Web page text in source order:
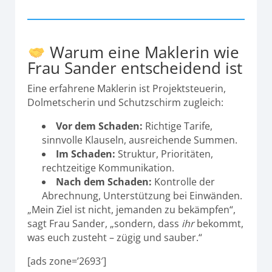
Warum eine Maklerin wie
Frau Sander entscheidend ist
Eine erfahrene Maklerin ist Projektsteuerin,
Dolmetscherin und Schutzschirm zugleich:
Vor dem Schaden: Richtige Tarife,
sinnvolle Klauseln, ausreichende Summen.
Im Schaden: Struktur, Prioritäten,
rechtzeitige Kommunikation.
Nach dem Schaden: Kontrolle der
Abrechnung, Unterstützung bei Einwänden.
„Mein Ziel ist nicht, jemanden zu bekämpfen“,
sagt Frau Sander, „sondern, dass ihrbekommt,
was euch zusteht – zügig und sauber.“
[ads zone=’2693′]